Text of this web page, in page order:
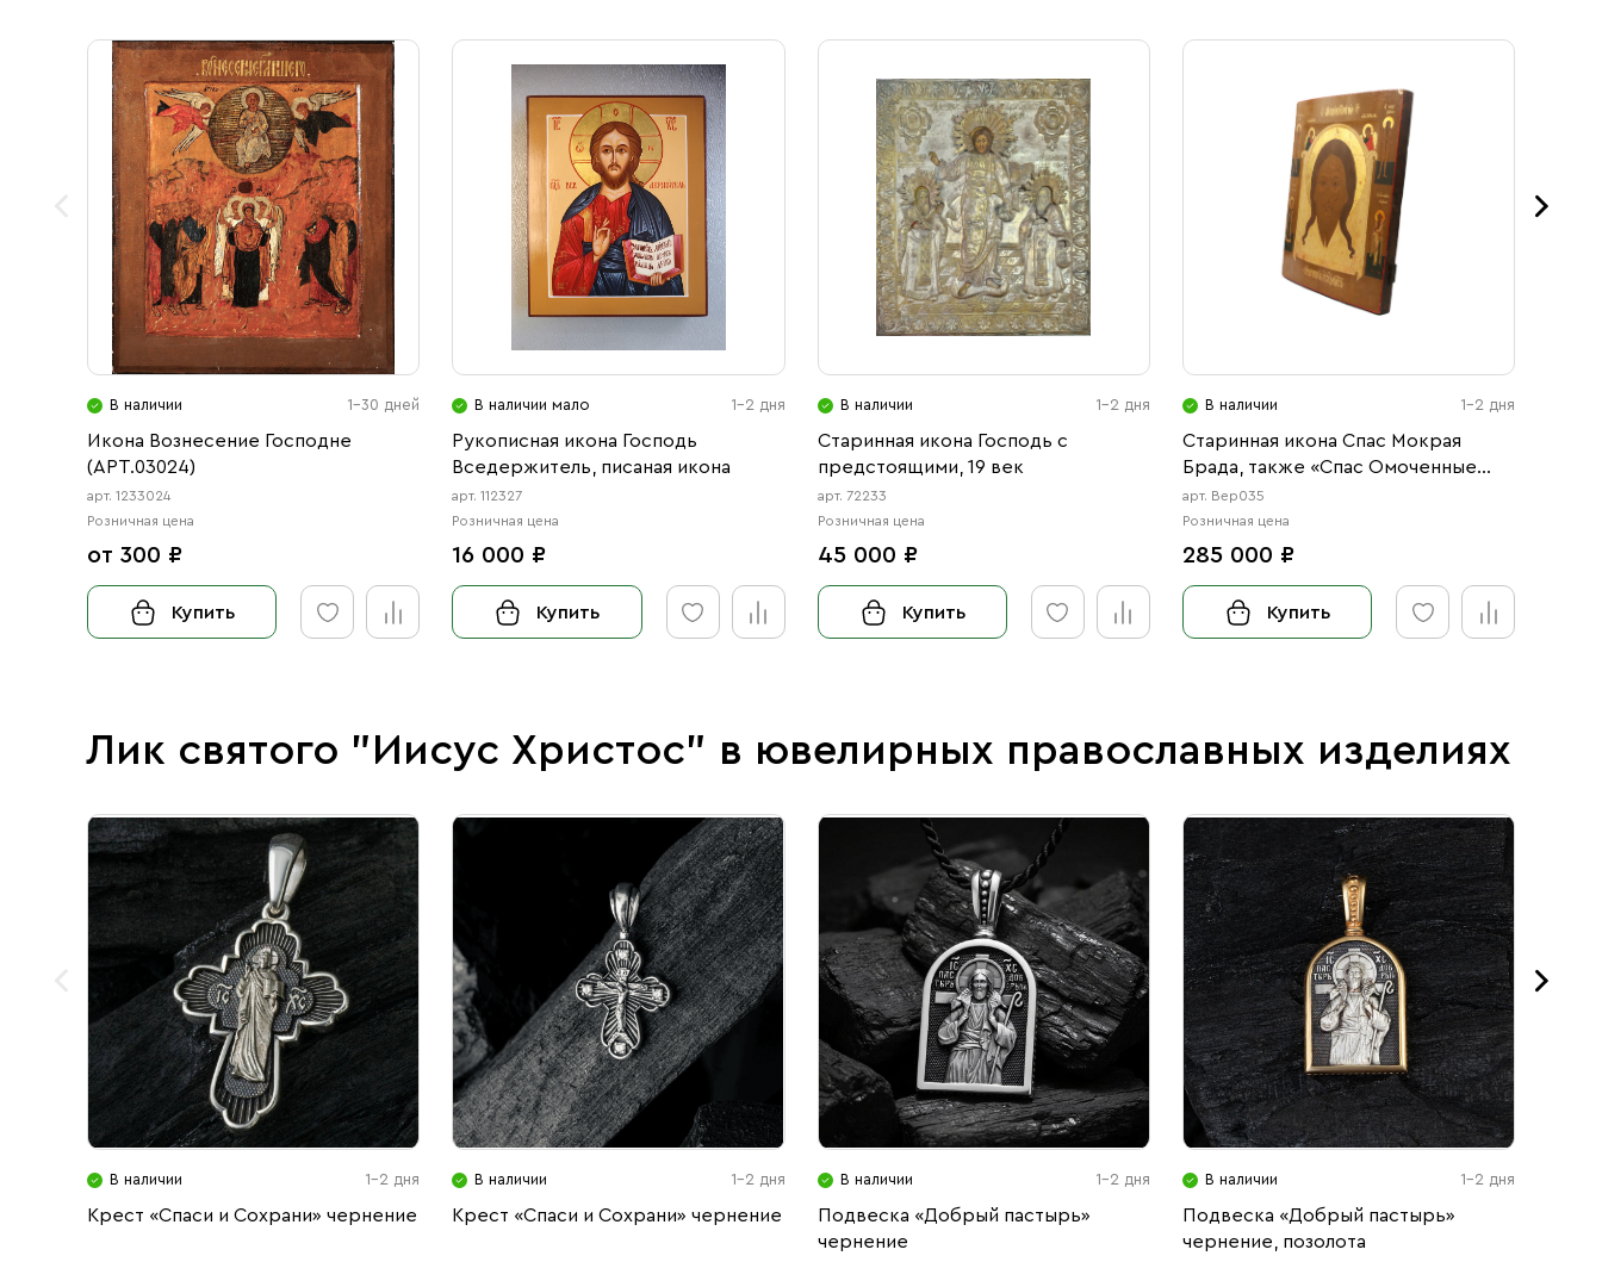
В наличии 1-30 дней
Икона Вознесение Господне
(АРТ.03024)
арт. 1233024
Розничная цена
от 300 ₽
Купить
В наличии мало 1-2 дня
Рукописная икона Господь
Вседержитель, писаная икона
арт. 112327
Розничная цена
16 000 ₽
Купить
В наличии 1-2 дня
Старинная икона Господь с
предстоящими, 19 век
арт. 72233
Розничная цена
45 000 ₽
Купить
В наличии 1-2 дня
Старинная икона Спас Мокрая
Брада, также «Спас Омоченные
Власы», 19 век
арт. Вер035
Розничная цена
285 000 ₽
Купить
Лик святого "Иисус Христос" в ювелирных православных изделиях
В наличии 1-2 дня
Крест «Спаси и Сохрани» чернение
В наличии 1-2 дня
Крест «Спаси и Сохрани» чернение
В наличии 1-2 дня
Подвеска «Добрый пастырь»
чернение
В наличии 1-2 дня
Подвеска «Добрый пастырь»
чернение, позолота